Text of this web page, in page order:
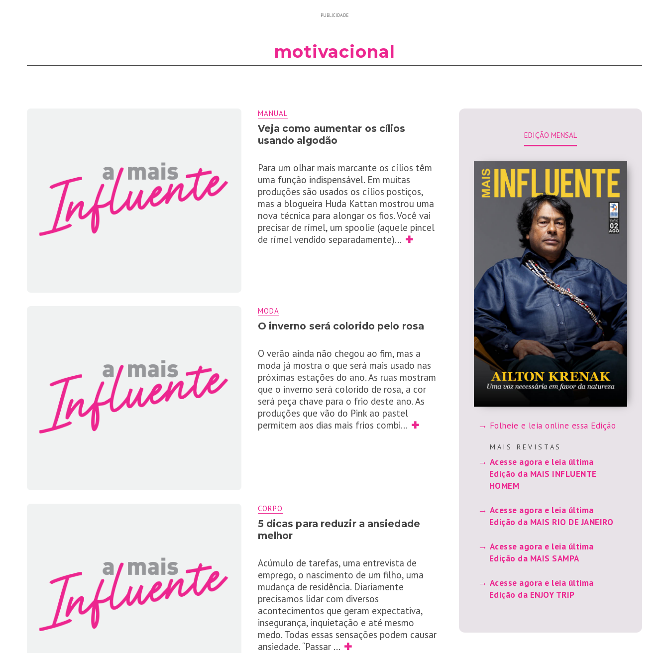
PUBLICIDADE
motivacional
MANUAL
Veja como aumentar os cílios
usando algodão
Para um olhar mais marcante os cílios têm
uma função indispensável. Em muitas
produções são usados os cílios postiços,
mas a blogueira Huda Kattan mostrou uma
nova técnica para alongar os fios. Você vai
precisar de rímel, um spoolie (aquele pincel
de rímel vendido separadamente)... ✚
MODA
O inverno será colorido pelo rosa
O verão ainda não chegou ao fim, mas a
moda já mostra o que será mais usado nas
próximas estações do ano. As ruas mostram
que o inverno será colorido de rosa, a cor
será peça chave para o frio deste ano. As
produções que vão do Pink ao pastel
permitem aos dias mais frios combi... ✚
CORPO
5 dicas para reduzir a ansiedade
melhor
Acúmulo de tarefas, uma entrevista de
emprego, o nascimento de um filho, uma
mudança de residência. Diariamente
precisamos lidar com diversos
acontecimentos que geram expectativa,
insegurança, inquietação e até mesmo
medo. Todas essas sensações podem causar
ansiedade. “Passar ... ✚
EDIÇÃO MENSAL
Folheie e leia online essa Edição
M A I S R E V I S T A S
Acesse agora e leia última
Edição da MAIS INFLUENTE
HOMEM
Acesse agora e leia última
Edição da MAIS RIO DE JANEIRO
Acesse agora e leia última
Edição da MAIS SAMPA
Acesse agora e leia última
Edição da ENJOY TRIP